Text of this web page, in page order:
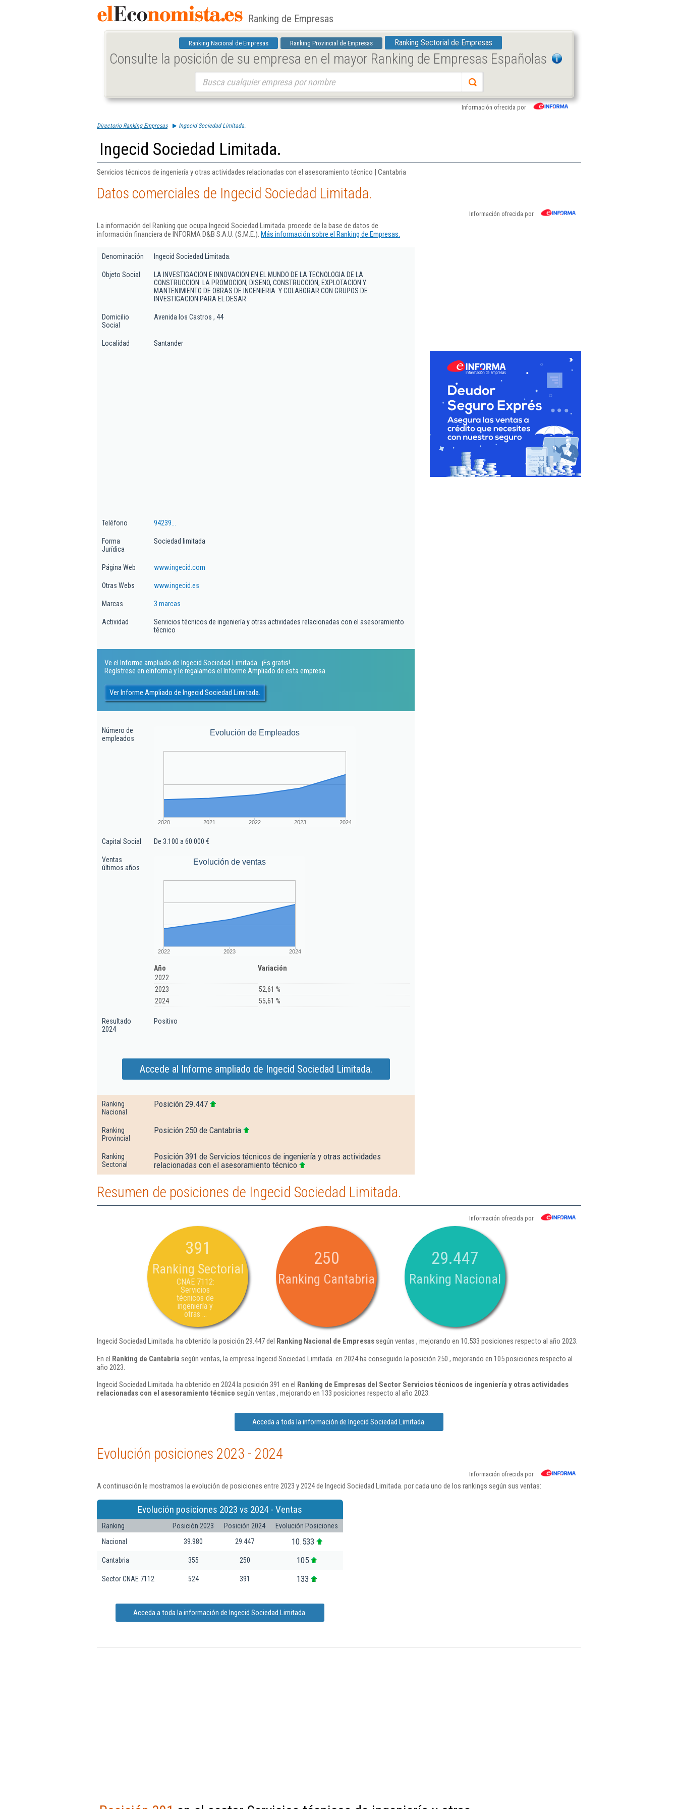
Ranking de Empresas
Ranking Nacional de Empresas Ranking Provincial de Empresas Ranking Sectorial de Empresas
Consulte la posición de su empresa en el mayor Ranking de Empresas Españolas
Información ofrecida por
Directorio Ranking Empresas Ingecid Sociedad Limitada.
Ingecid Sociedad Limitada.
Servicios técnicos de ingeniería y otras actividades relacionadas con el asesoramiento técnico | Cantabria
Datos comerciales de Ingecid Sociedad Limitada.
Información ofrecida por
La información del Ranking que ocupa Ingecid Sociedad Limitada. procede de la base de datos de
información financiera de INFORMA D&B S.A.U. (S.M.E.). Más información sobre el Ranking de Empresas.
Denominación Ingecid Sociedad Limitada.
Objeto Social
LA INVESTIGACION E INNOVACION EN EL MUNDO DE LA TECNOLOGIA DE LA
CONSTRUCCION. LA PROMOCION, DISENO, CONSTRUCCION, EXPLOTACION Y
MANTENIMIENTO DE OBRAS DE INGENIERIA. Y COLABORAR CON GRUPOS DE
INVESTIGACION PARA EL DESAR
Domicilio
Social
Avenida los Castros , 44
Localidad Santander
Teléfono 94239...
Forma
Jurídica
Sociedad limitada
Página Web www.ingecid.com
Otras Webs www.ingecid.es
Marcas 3 marcas
Actividad
Servicios técnicos de ingeniería y otras actividades relacionadas con el asesoramiento
técnico
Ve el Informe ampliado de Ingecid Sociedad Limitada.. ¡Es gratis!
Regístrese en eInforma y le regalamos el Informe Ampliado de esta empresa
Ver Informe Ampliado de Ingecid Sociedad Limitada.
Número de
empleados
Evolución de Empleados
2020 2021 2022 2023 2024
Capital Social De 3.100 a 60.000 €
Ventas
últimos años
Evolución de ventas
2022 2023 2024
Año
Variación
2022
2023
52,61 %
2024
55,61 %
Resultado
2024
Positivo
Accede al Informe ampliado de Ingecid Sociedad Limitada.
Ranking
Nacional
Posición 29.447
Ranking
Provincial
Posición 250 de Cantabria
Ranking
Sectorial
Posición 391 de Servicios técnicos de ingeniería y otras actividades
relacionadas con el asesoramiento técnico
Resumen de posiciones de Ingecid Sociedad Limitada.
Información ofrecida por
391
Ranking Sectorial
CNAE 7112:
Servicios
técnicos de
ingeniería y
otras ...
250
Ranking Cantabria
29.447
Ranking Nacional
Ingecid Sociedad Limitada. ha obtenido la posición 29.447 del Ranking Nacional de Empresassegún ventas , mejorando en 10.533 posiciones respecto al año 2023.
En el Ranking de Cantabria según ventas, la empresa Ingecid Sociedad Limitada. en 2024 ha conseguido la posición 250 , mejorando en 105 posiciones respecto al
año 2023.
Ingecid Sociedad Limitada. ha obtenido en 2024 la posición 391 en el Ranking de Empresas del Sector Servicios técnicos de ingeniería y otras actividades
relacionadas con el asesoramiento técnico según ventas , mejorando en 133 posiciones respecto al año 2023.
Acceda a toda la información de Ingecid Sociedad Limitada.
Evolución posiciones 2023 - 2024
Información ofrecida por
A continuación le mostramos la evolución de posiciones entre 2023 y 2024 de Ingecid Sociedad Limitada. por cada uno de los rankings según sus ventas:
Evolución posiciones 2023 vs 2024 - Ventas
Ranking Posición 2023 Posición 2024
Evolución Posiciones
Nacional
39.980 29.447 10.533
Cantabria 355 250 105
Sector CNAE 7112 524 391 133
Acceda a toda la información de Ingecid Sociedad Limitada.